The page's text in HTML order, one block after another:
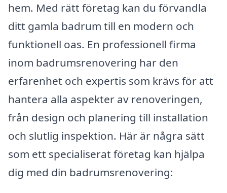
hem. Med rätt företag kan du förvandla
ditt gamla badrum till en modern och
funktionell oas. En professionell firma
inom badrumsrenovering har den
erfarenhet och expertis som krävs för att
hantera alla aspekter av renoveringen,
från design och planering till installation
och slutlig inspektion. Här är några sätt
som ett specialiserat företag kan hjälpa
dig med din badrumsrenovering: